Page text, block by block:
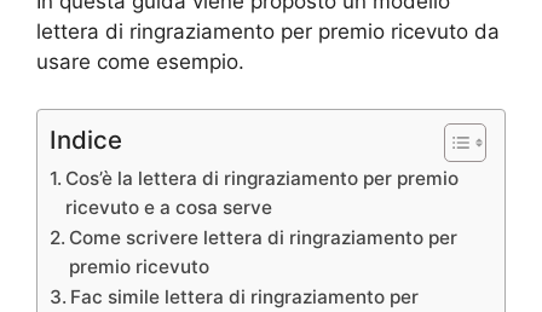
lettera di ringraziamento per premio ricevuto da
usare come esempio.
Indice
Cos’è la lettera di ringraziamento per premio
ricevuto e a cosa serve
Come scrivere lettera di ringraziamento per
premio ricevuto
Fac simile lettera di ringraziamento per